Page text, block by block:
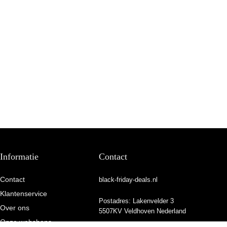
Informatie
Contact
Klantenservice
Over ons
Onze webshops
Contact
black-friday-deals.nl
Postadres: Lakenvelder 3
5507KV Veldhoven Nederland